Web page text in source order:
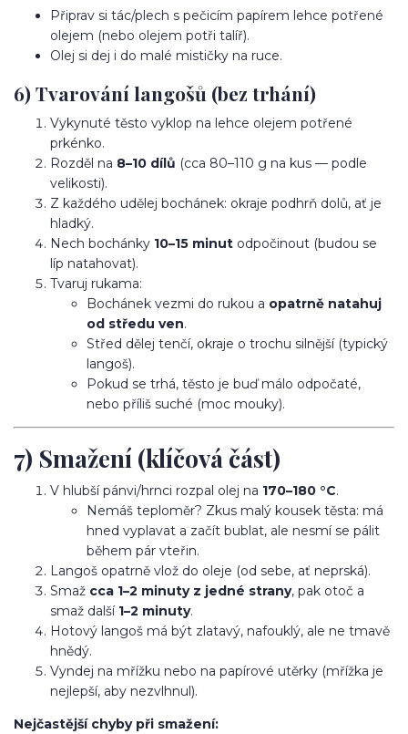
Připrav si tác/plech s pečicím papírem lehce potřené
olejem (nebo olejem potři talíř).
Olej si dej i do malé mističky na ruce.
6) Tvarování langošů (bez trhání)
Vykynuté těsto vyklop na lehce olejem potřené
prkénko.
Rozděl na 8–10 dílů (cca 80–110 g na kus — podle
velikosti).
Z každého udělej bochánek: okraje podhrň dolů, ať je
hladký.
Nech bochánky 10–15 minut odpočinout (budou se
líp natahovat).
Tvaruj rukama:
Bochánek vezmi do rukou a opatrně natahuj
od středu ven.
Střed dělej tenčí, okraje o trochu silnější (typický
langoš).
Pokud se trhá, těsto je buď málo odpočaté,
nebo příliš suché (moc mouky).
7) Smažení (klíčová část)
V hlubší pánvi/hrnci rozpal olej na 170–180 °C.
Nemáš teploměr? Zkus malý kousek těsta: má
hned vyplavat a začít bublat, ale nesmí se pálit
během pár vteřin.
Langoš opatrně vlož do oleje (od sebe, ať neprská).
Smaž cca 1–2 minuty z jedné strany, pak otoč a
smaž další 1–2 minuty.
Hotový langoš má být zlatavý, nafouklý, ale ne tmavě
hnědý.
Vyndej na mřížku nebo na papírové utěrky (mřížka je
nejlepší, aby nezvlhnul).
Nejčastější chyby při smažení: